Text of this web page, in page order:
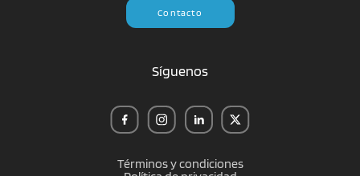
Contacto
Síguenos
Términos y condiciones